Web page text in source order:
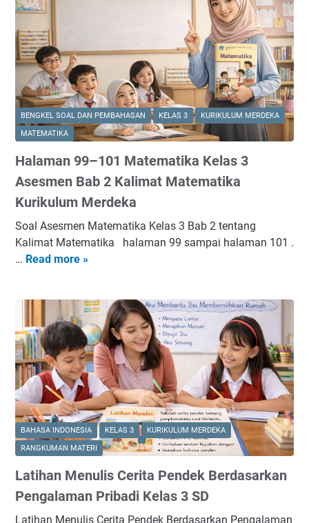
BENGKEL SOAL DAN PEMBAHASAN KELAS 3
KURIKULUM MERDEKA
MATEMATIKA
Halaman 99–101 Matematika Kelas 3
Asesmen Bab 2 Kalimat Matematika
Kurikulum Merdeka
Soal Asesmen Matematika Kelas 3 Bab 2 tentang
Kalimat Matematika halaman 99 sampai halaman 101 .
… Read more »
a
m
a
n
9
9
–
1
0
1
M
a
BAHASA INDONESIA KELAS 3
KURIKULUM MERDEKA
RANGKUMAN MATERI
Latihan Menulis Cerita Pendek Berdasarkan
Pengalaman Pribadi Kelas 3 SD
Latihan Menulis Cerita Pendek Berdasarkan Pengalaman